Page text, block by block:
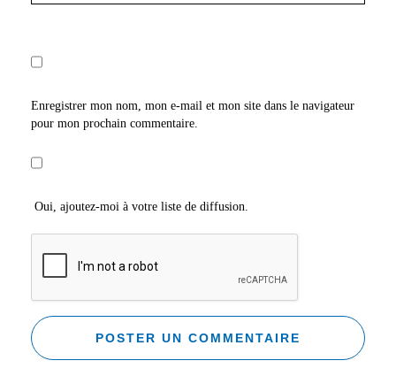
Enregistrer mon nom, mon e-mail et mon site dans le navigateur
pour mon prochain commentaire.
Oui, ajoutez-moi à votre liste de diffusion.